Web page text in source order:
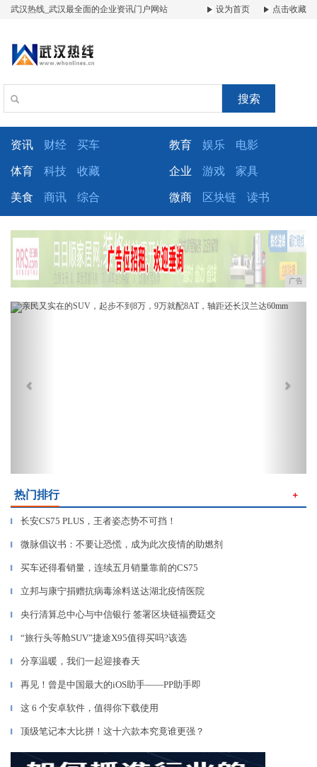
武汉热线_武汉最全面的企业资讯门户网站 设为首页 点击收藏
搜索
资讯 财经 买车 教育 娱乐 电影
体育 科技 收藏 企业 游戏 家具
美食 商讯 综合 微商 区块链 读书
广告
Previous Next
热门排行 ＋
▎ 长安CS75 PLUS，王者姿态势不可挡！
▎ 微脉倡议书：不要让恐慌，成为此次疫情的助燃剂
▎ 买车还得看销量，连续五月销量靠前的CS75
▎ 立邦与康宁捐赠抗病毒涂料送达湖北疫情医院
▎ 央行清算总中心与中信银行 签署区块链福费廷交
▎ “旅行头等舱SUV”捷途X95值得买吗?该选
▎ 分享温暖，我们一起迎接春天
▎ 再见！曾是中国最大的iOS助手——PP助手即
▎ 这 6 个安卓软件，值得你下载使用
▎ 顶级笔记本大比拼！这十六款本究竟谁更强？